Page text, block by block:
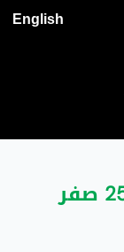
English
الأحد 9-8-2026 الموافق 25 صفر